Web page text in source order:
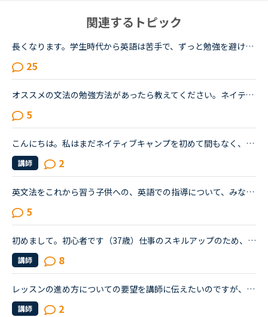
関連するトピック
長くなります。学生時代から英語は苦手で、ずっと勉強を避けてきました。２０代の時にたまたま近くのスクールで受けたTOEICのお試しテストでは、恥ずかしながら170～200程度しかないだろうと言われました。もちろ...
25
オススメの文法の勉強方法があったら教えてください。ネイティブキャンプを初めて半年ほど経つものです。（２４歳 女）目的は海外の友達と話せるようになりたい。日常会話をマスターしたと思い始めました。レベ...
5
こんにちは。私はまだネイティブキャンプを初めて間もなく、あまりよくわかっていません。レッスンではフリートークばかり受講しています。試しに教材を使ってレッスンをしてみたいのですが、何か皆さんのお勧め...
講師 2
英文法をこれから習う子供への、英語での指導について、みなさん、どう思われますか？私は、説明そのものを英語で行うのは、少なくとも中学校の文法の範囲が一通り終わらないと、なかなか厳しいのではないかと思...
5
初めまして。初心者です（37歳）仕事のスキルアップのため、海外旅行にも行けるようになりたくネイティブキャンプを始めました。今月入会して、6回受けました（初心者向け教材）レッスン中、講師が何を話している...
講師 8
レッスンの進め方についての要望を講師に伝えたいのですが、うまく伝えられません。皆様はレッスンの最初や、最中に「ここはとばして」とか「ここはじっくりやりたい」とか伝えていますか？私はレッスンの最中に...
講師 2